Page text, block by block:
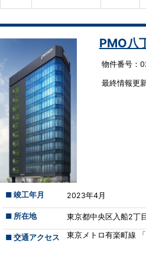
PMO八
物件番号：
最終情報更
■ 竣工年月 2023年4月
■ 所在地 東京都中央区入船2丁
■ 交通アクセス 東京メトロ有楽町線